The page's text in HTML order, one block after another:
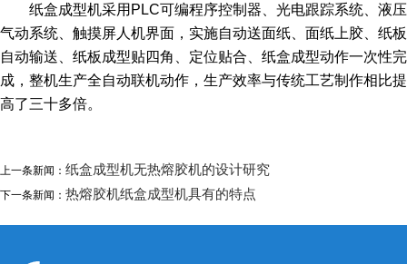
纸盒成型机采用PLC可编程序控制器、光电跟踪系统、液压
气动系统、触摸屏人机界面，实施自动送面纸、面纸上胶、纸板
自动输送、纸板成型贴四角、定位贴合、纸盒成型动作一次性完
成，整机生产全自动联机动作，生产效率与传统工艺制作相比提
高了三十多倍。
上一条新闻： 纸盒成型机无热熔胶机的设计研究
下一条新闻： 热熔胶机纸盒成型机具有的特点